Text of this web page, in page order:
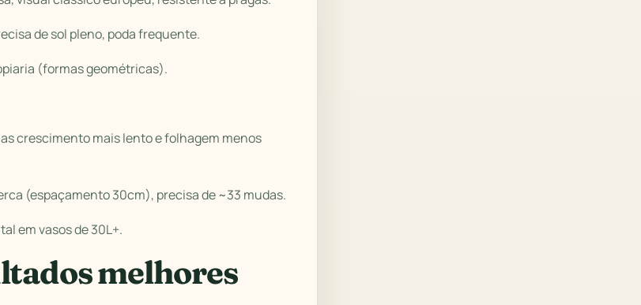
de sol pleno, poda frequente.
(formas geométricas).
crescimento mais lento e folhagem menos
(espaçamento 30cm), precisa de ~33 mudas.
em vasos de 30L+.
melhores